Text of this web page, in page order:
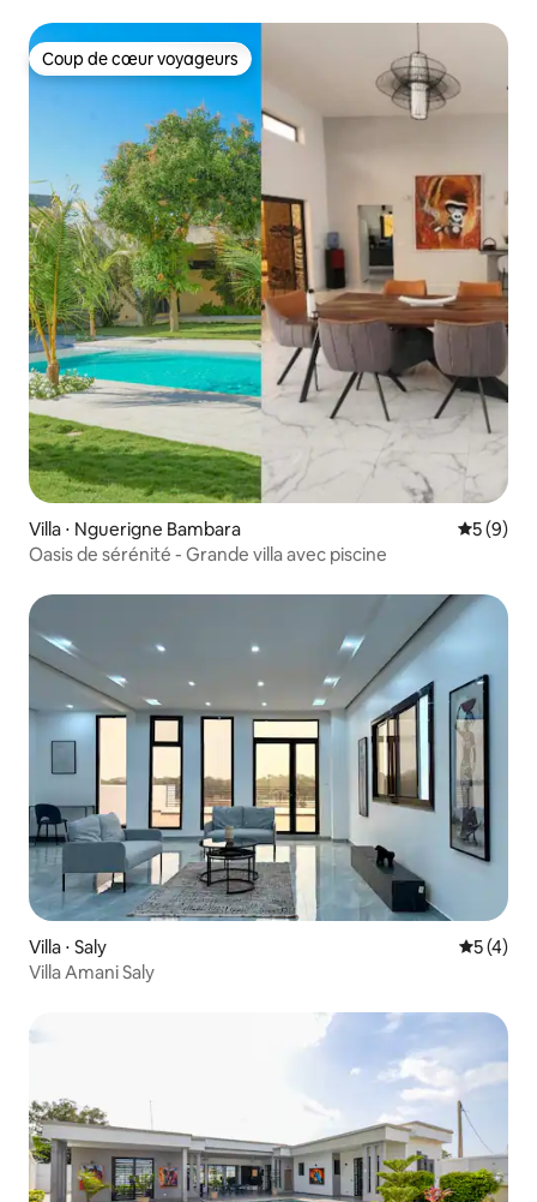
Coup de cœur voyageurs
Coup de cœur voyageurs
Villa ⋅ Nguerigne Bambara
5 (9)
Oasis de sérénité - Grande villa avec piscine
Villa ⋅ Saly
5 (4)
Villa Amani Saly